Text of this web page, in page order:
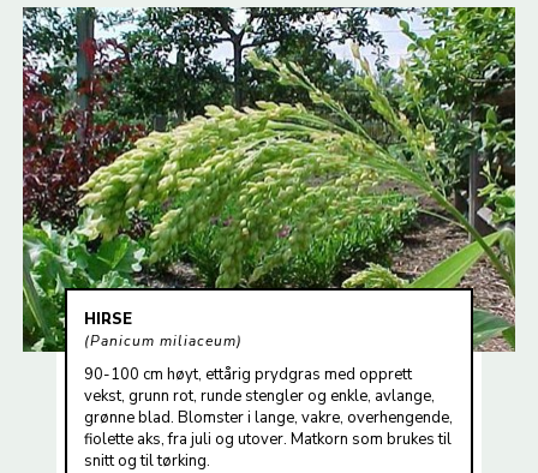
HIRSE
Panicum miliaceum
90-100 cm høyt, ettårig prydgras med opprett
vekst, grunn rot, runde stengler og enkle, avlange,
grønne blad. Blomster i lange, vakre, overhengende,
fiolette aks, fra juli og utover. Matkorn som brukes til
snitt og til tørking.